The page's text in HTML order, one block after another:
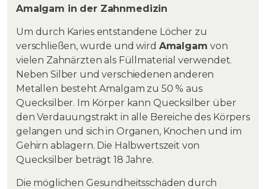
Amalgam in der Zahnmedizin
Um durch Karies entstandene Löcher zu
verschließen, wurde und wird Amalgamvon
vielen Zahnärzten als Füllmaterial verwendet.
Neben Silber und verschiedenen anderen
Metallen besteht Amalgam zu 50 % aus
Quecksilber. Im Körper kann Quecksilber über
den Verdauungstrakt in alle Bereiche des Körpers
gelangen und sich in Organen, Knochen und im
Gehirn ablagern. Die Halbwertszeit von
Quecksilber beträgt 18 Jahre.
Die möglichen Gesundheitsschäden durch